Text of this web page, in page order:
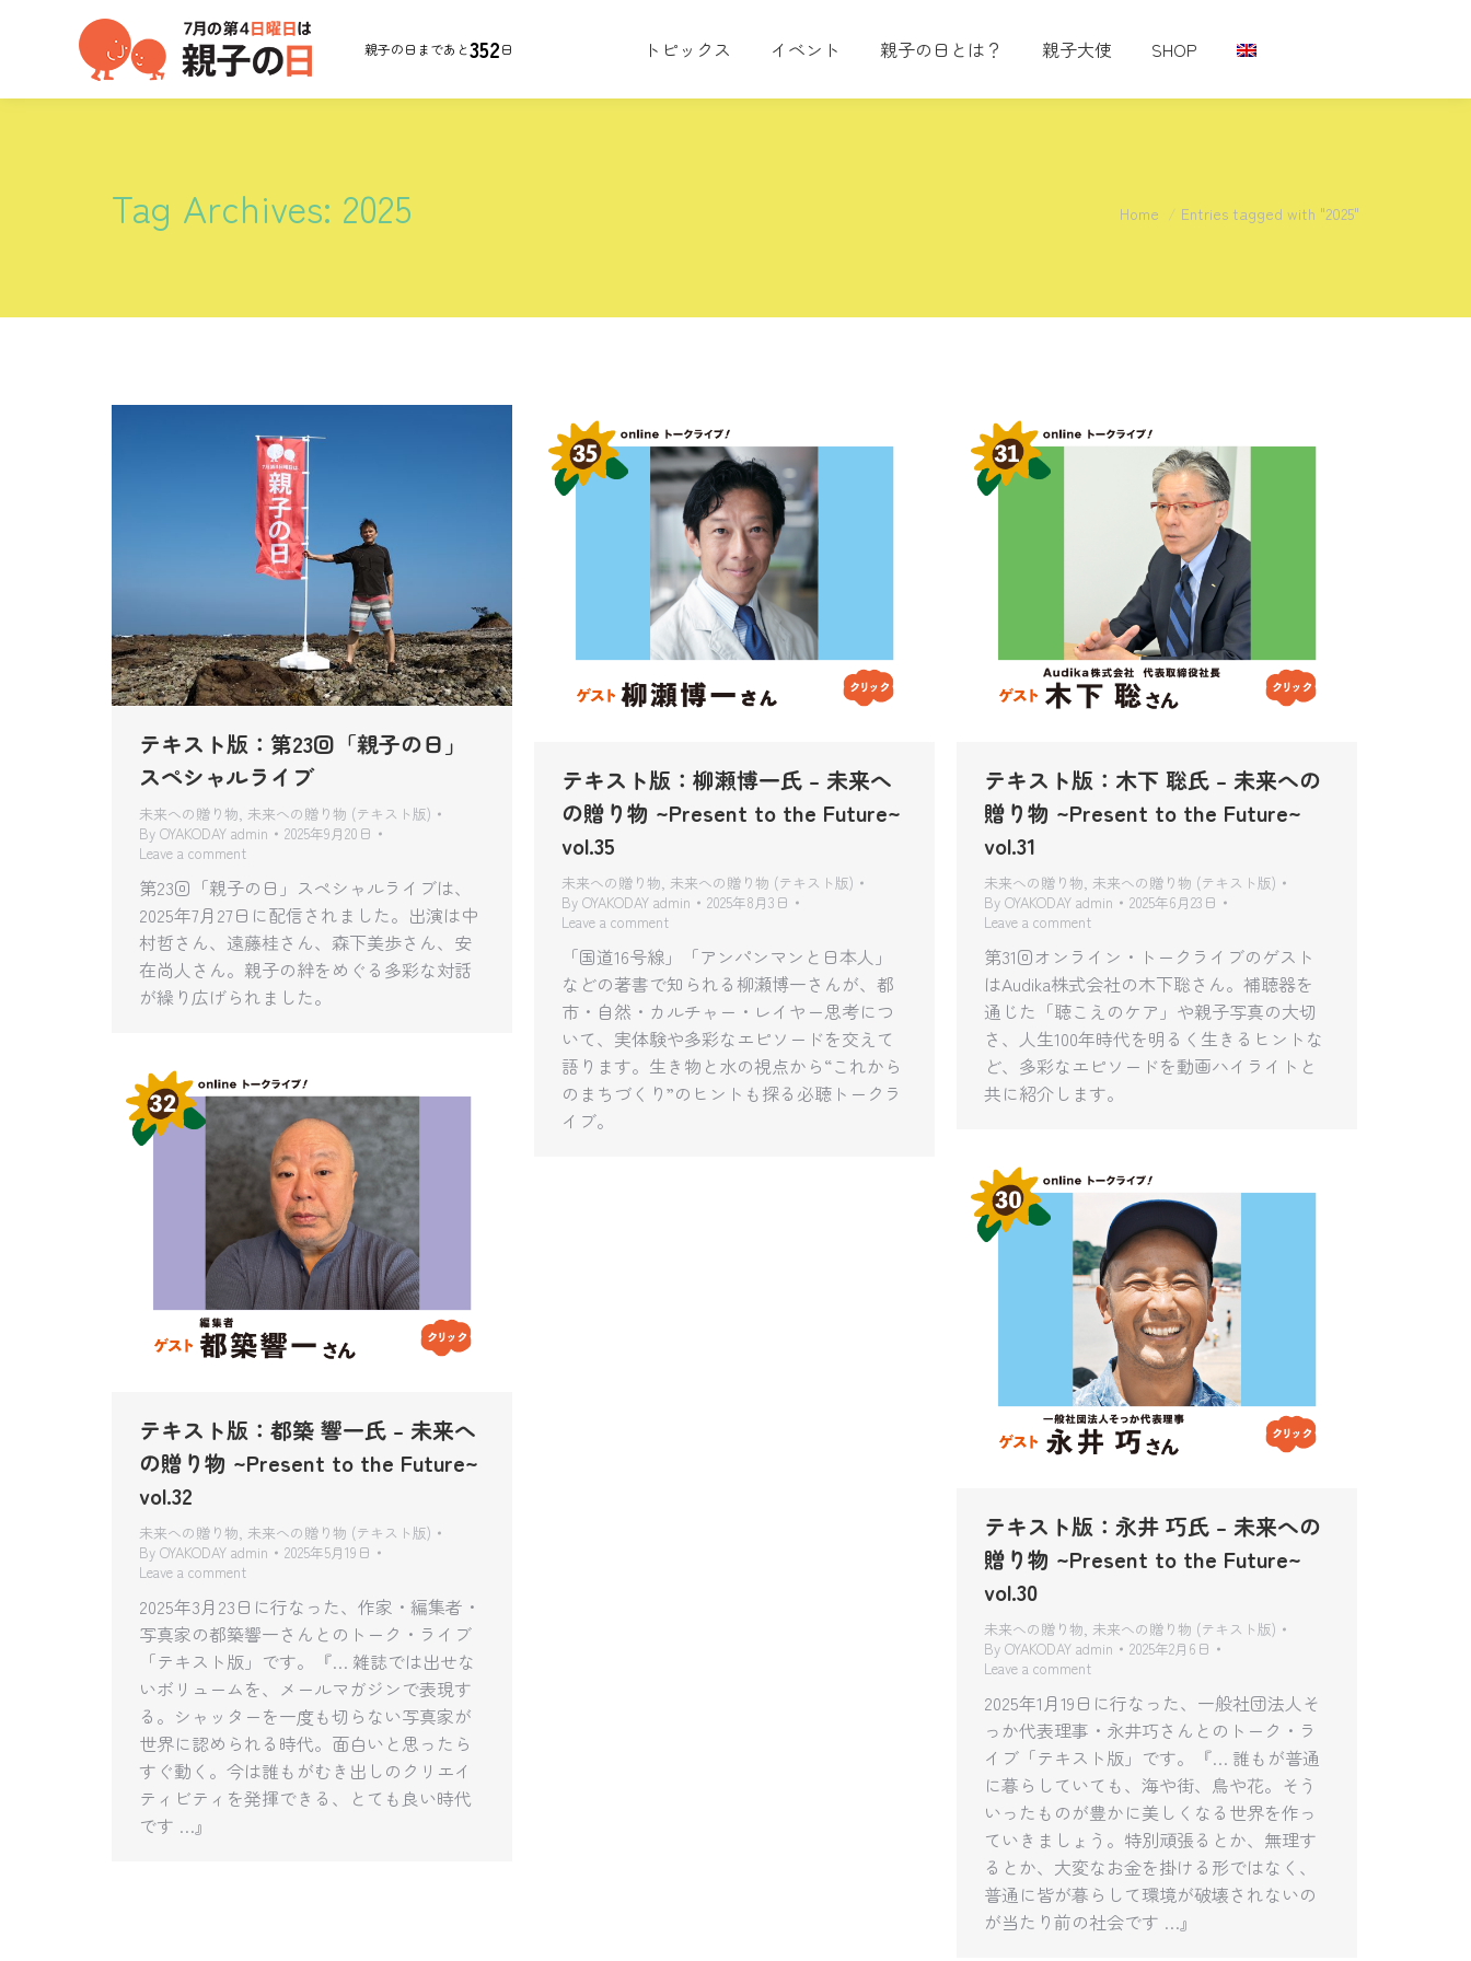
親子の日まであと352日 トピックス イベント 親子の日とは？ 親子大使 SHOP
Tag Archives: 2025 You are here:
Home Entries tagged with "2025"
テキスト版：第23回「親子の日」
スペシャルライブ
未来への贈り物 未来への贈り物 (テキスト版)
By OYAKODAY admin
2025年9月20日
Leave a comment
第23回「親子の日」スペシャルライブは、
2025年7月27日に配信されました。出演は中
村哲さん、遠藤桂さん、森下美歩さん、安
在尚人さん。親子の絆をめぐる多彩な対話
が繰り広げられました。
テキスト版：柳瀬博一氏 – 未来へ
の贈り物 ~Present to the Future~
vol.35
未来への贈り物, 未来への贈り物 (テキスト版)
By OYAKODAY admin
2025年8月3日
Leave a comment
「国道16号線」「アンパンマンと日本人」
などの著書で知られる柳瀬博一さんが、都
市・自然・カルチャー・レイヤー思考につ
いて、実体験や多彩なエピソードを交えて
語ります。生き物と水の視点から“これから
のまちづくり”のヒントも探る必聴トークラ
イブ。
テキスト版：木下 聡氏 – 未来への
贈り物 ~Present to the Future~
vol.31
未来への贈り物, 未来への贈り物 (テキスト版)
By OYAKODAY admin
2025年6月23日
Leave a comment
第31回オンライン・トークライブのゲスト
はAudika株式会社の木下聡さん。補聴器を
通じた「聴こえのケア」や親子写真の大切
さ、人生100年時代を明るく生きるヒントな
ど、多彩なエピソードを動画ハイライトと
共に紹介します。
テキスト版：都築 響一氏 – 未来へ
の贈り物 ~Present to the Future~
vol.32
未来への贈り物 未来への贈り物 (テキスト版)
By OYAKODAY admin
2025年5月19日
Leave a comment
2025年3月23日に行なった、作家・編集者・
写真家の都築響一さんとのトーク・ライブ
「テキスト版」です。『… 雑誌では出せな
いボリュームを、メールマガジンで表現す
る。シャッターを一度も切らない写真家が
世界に認められる時代。面白いと思ったら
すぐ動く。今は誰もがむき出しのクリエイ
ティビティを発揮できる、とても良い時代
です …』
テキスト版：永井 巧氏 – 未来への
贈り物 ~Present to the Future~
vol.30
未来への贈り物, 未来への贈り物 (テキスト版)
By OYAKODAY admin
2025年2月6日
Leave a comment
2025年1月19日に行なった、一般社団法人そ
っか代表理事・永井巧さんとのトーク・ラ
イブ「テキスト版」です。『… 誰もが普通
に暮らしていても、海や街、鳥や花。そう
いったものが豊かに美しくなる世界を作っ
ていきましょう。特別頑張るとか、無理す
るとか、大変なお金を掛ける形ではなく、
普通に皆が暮らして環境が破壊されないの
が当たり前の社会です …』